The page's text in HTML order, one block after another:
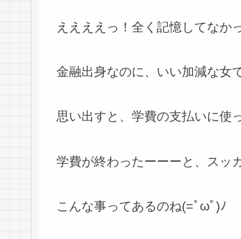
ええええっ！全く記憶してなか
金融出身なのに、いい加減な女
思い出すと、学費の支払いに使
学費が終わったーーーと、スッ
こんな事ってあるのね(=ﾟωﾟ)ﾉ